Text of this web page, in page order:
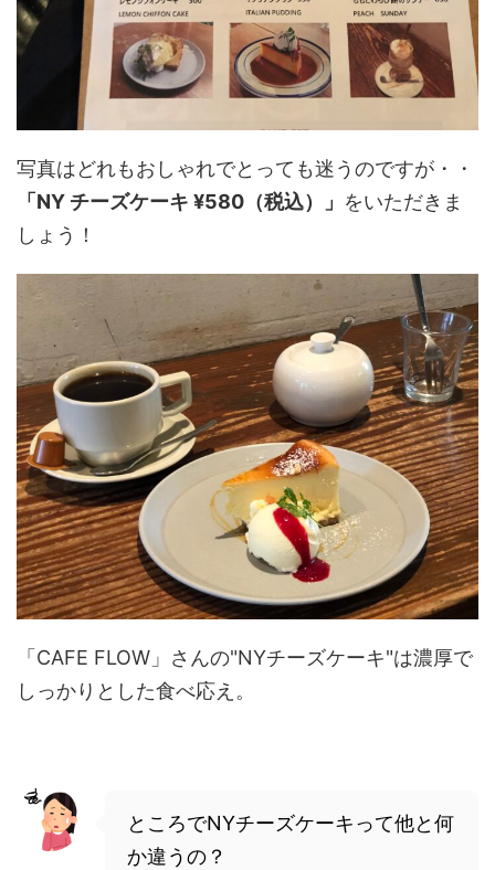
写真はどれもおしゃれでとっても迷うのですが・・
「NY チーズケーキ ¥580（税込）」 をいただきま
しょう！
「CAFE FLOW」さんの"NYチーズケーキ"は濃厚で
しっかりとした食べ応え。
ところでNYチーズケーキって他と何
か違うの？